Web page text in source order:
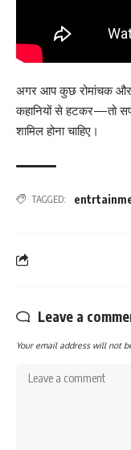
अगर आप कुछ रोमांचक और
कहानियों से हटकर—तो
शामिल होना चाहिए।
TAGGED:
Leave a
Your email address will not